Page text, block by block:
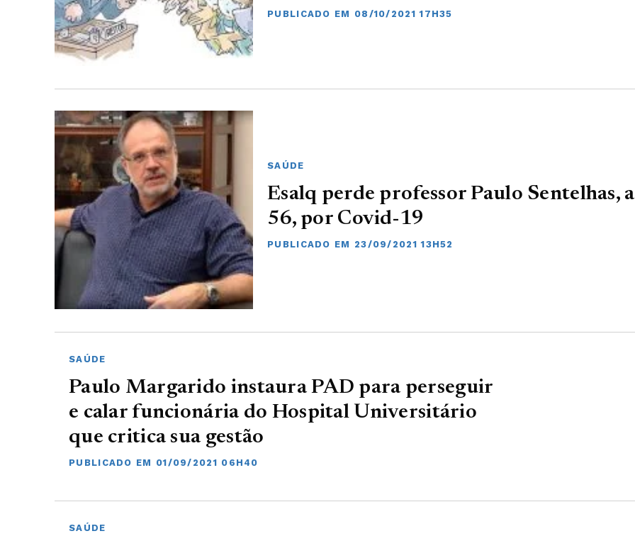
PUBLICADO EM 08/10/2021 17H35
SAÚDE
Esalq perde professor Paulo Sentelhas,
56, por Covid-19
PUBLICADO EM 23/09/2021 13H52
SAÚDE
Paulo Margarido instaura PAD para perseguir
e calar funcionária do Hospital Universitário
que critica sua gestão
PUBLICADO EM 01/09/2021 06H40
SAÚDE